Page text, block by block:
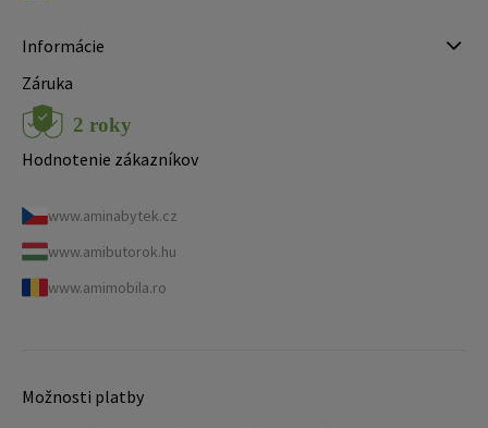
Informácie
Záruka
Hodnotenie zákazníkov
www.aminabytek.cz
www.amibutorok.hu
www.amimobila.ro
Možnosti platby